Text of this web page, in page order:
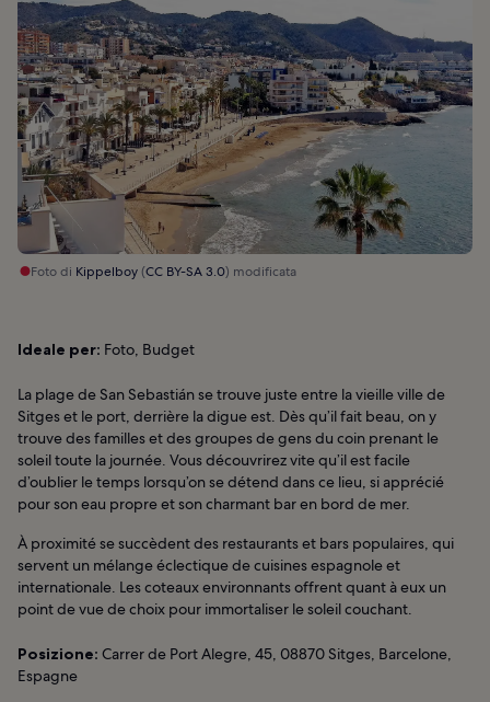
Foto di Kippelboy(CC BY-SA 3.0) modificata
Ideale per: Foto, Budget
La plage de San Sebastián se trouve juste entre la vieille ville de
Sitges et le port, derrière la digue est. Dès qu’il fait beau, on y
trouve des familles et des groupes de gens du coin prenant le
soleil toute la journée. Vous découvrirez vite qu’il est facile
d’oublier le temps lorsqu’on se détend dans ce lieu, si apprécié
pour son eau propre et son charmant bar en bord de mer.
À proximité se succèdent des restaurants et bars populaires, qui
servent un mélange éclectique de cuisines espagnole et
internationale. Les coteaux environnants offrent quant à eux un
point de vue de choix pour immortaliser le soleil couchant.
Posizione: Carrer de Port Alegre, 45, 08870 Sitges, Barcelone,
Espagne